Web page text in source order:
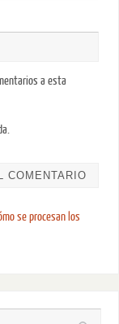
a esta
se procesan los